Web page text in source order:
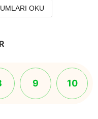
OKU
9 10